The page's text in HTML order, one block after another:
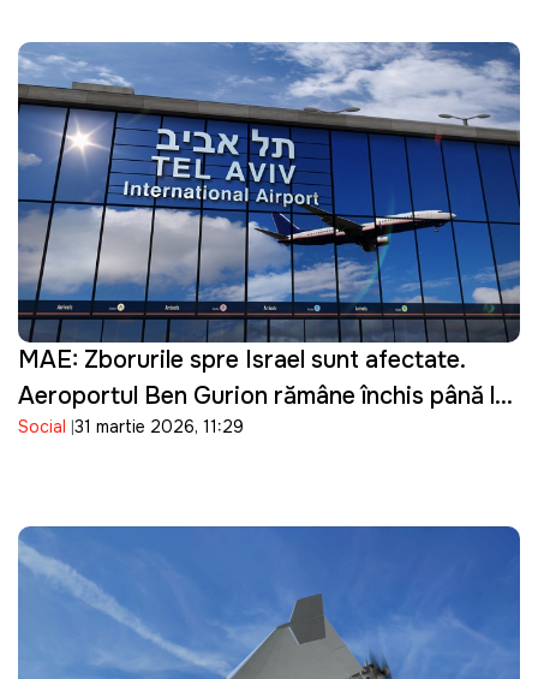
MAE: Zborurile spre Israel sunt afectate.
Aeroportul Ben Gurion rămâne închis până la
16 aprilie
Social 31 martie 2026, 11:29